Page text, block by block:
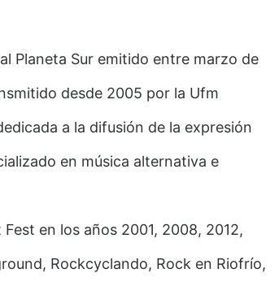
Planeta Sur emitido entre marzo de
desde 2005 por la Ufm
a la difusión de la expresión
en música alternativa e
en los años 2001, 2008, 2012,
Rockcyclando, Rock en Riofrío,